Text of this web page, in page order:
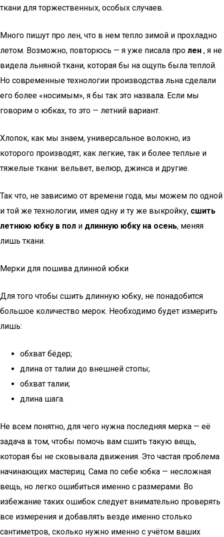
ткани для торжественных, особых случаев.
Много пишут про лен, что в нем тепло зимой и прохладно
летом. Возможно, повторюсь — я уже писала про лен , я не
видела льняной ткани, которая бы на ощупь была теплой.
Но современные технологии производства льна сделали
его более «носимым», я бы так это назвала. Если мы
говорим о юбках, то это — летний вариант.
Хлопок, как мы знаем, универсальное волокно, из
которого производят, как легкие, так и более теплые и
тяжелые ткани: вельвет, велюр, джинса и другие.
Так что, не зависимо от времени года, мы можем по одной
и той же технологии, имея одну и ту же выкройку, сшить
летнюю юбку в пол и длинную юбку на осень, меняя
лишь ткани.
Мерки для пошива длинной юбки
Для того чтобы сшить длинную юбку, не понадобится
большое количество мерок. Необходимо будет измерить
лишь:
обхват бёдер;
длина от талии до внешней стопы;
обхват талии;
длина шага.
Не всем понятно, для чего нужна последняя мерка — её
задача в том, чтобы помочь вам сшить такую вещь,
которая бы не сковывала движения. Это частая проблема
начинающих мастериц. Сама по себе юбка — несложная
вещь, но легко ошибиться именно с размерами. Во
избежание таких ошибок следует внимательно проверять
все измерения и добавлять везде именно столько
сантиметров, сколько нужно именно с учётом ваших